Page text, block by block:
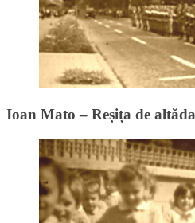
Ioan Mato – Reșița de